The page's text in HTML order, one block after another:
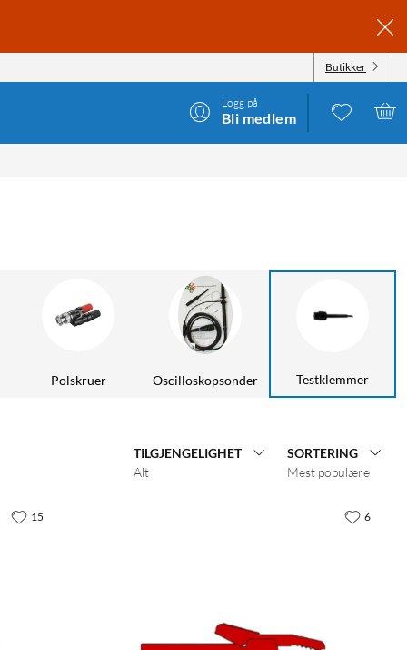
Butikker
Logg på
Bli medlem
Polskruer Oscilloskopsonder Testklemmer
TILGJENGELIGHET
Alt
SORTERING
Mest populære
15 6